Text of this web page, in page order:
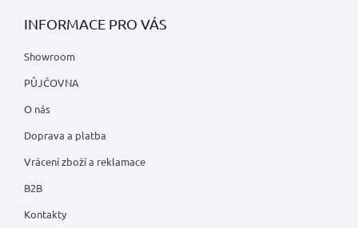
INFORMACE PRO VÁS
Showroom
PŮJČOVNA
O nás
Doprava a platba
Vrácení zboží a reklamace
B2B
Kontakty